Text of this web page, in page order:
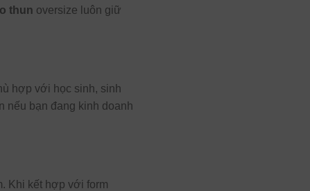
thun oversize luôn giữ
hợp với học sinh, sinh
nếu bạn đang kinh doanh
Khi kết hợp với form